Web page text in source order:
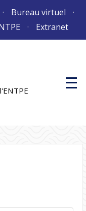
Bureau virtuel
Extranet
M
e